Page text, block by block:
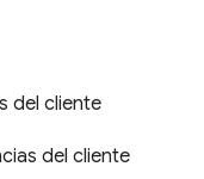
del cliente
del cliente